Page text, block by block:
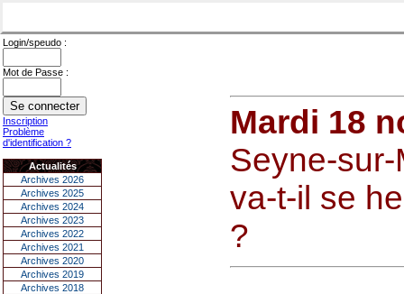
Login/speudo :
Mot de Passe :
Inscription
Problème
d'identification ?
Actualités
Archives 2026
Archives 2025
Archives 2024
Archives 2023
Archives 2022
Archives 2021
Archives 2020
Archives 2019
Archives 2018
Mardi 18
Seyne-
va-t-il se
?